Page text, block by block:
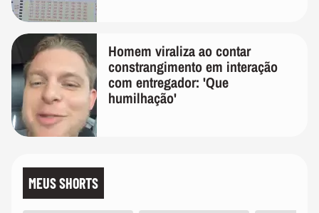
Homem viraliza ao contar
constrangimento em interação
com entregador: 'Que
humilhação'
MEUS SHORTS